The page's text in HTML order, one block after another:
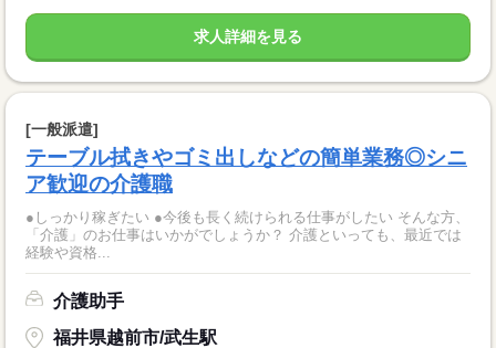
求人詳細を見る
[一般派遣]
テーブル拭きやゴミ出しなどの簡単業務◎シニ
ア歓迎の介護職
●しっかり稼ぎたい ●今後も長く続けられる仕事がしたい そんな方、
「介護」のお仕事はいかがでしょうか？ 介護といっても、最近では
経験や資格...
介護助手
福井県越前市/武生駅